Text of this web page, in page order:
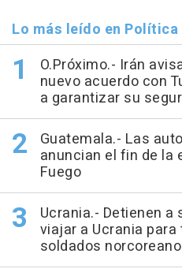
Lo más leído en Política
O.Próximo.- Irán
nuevo acuerdo con
a garantizar su
Guatemala.- Las
anuncian el fin de la
Fuego
Ucrania.- Detienen
viajar a Ucrania
soldados